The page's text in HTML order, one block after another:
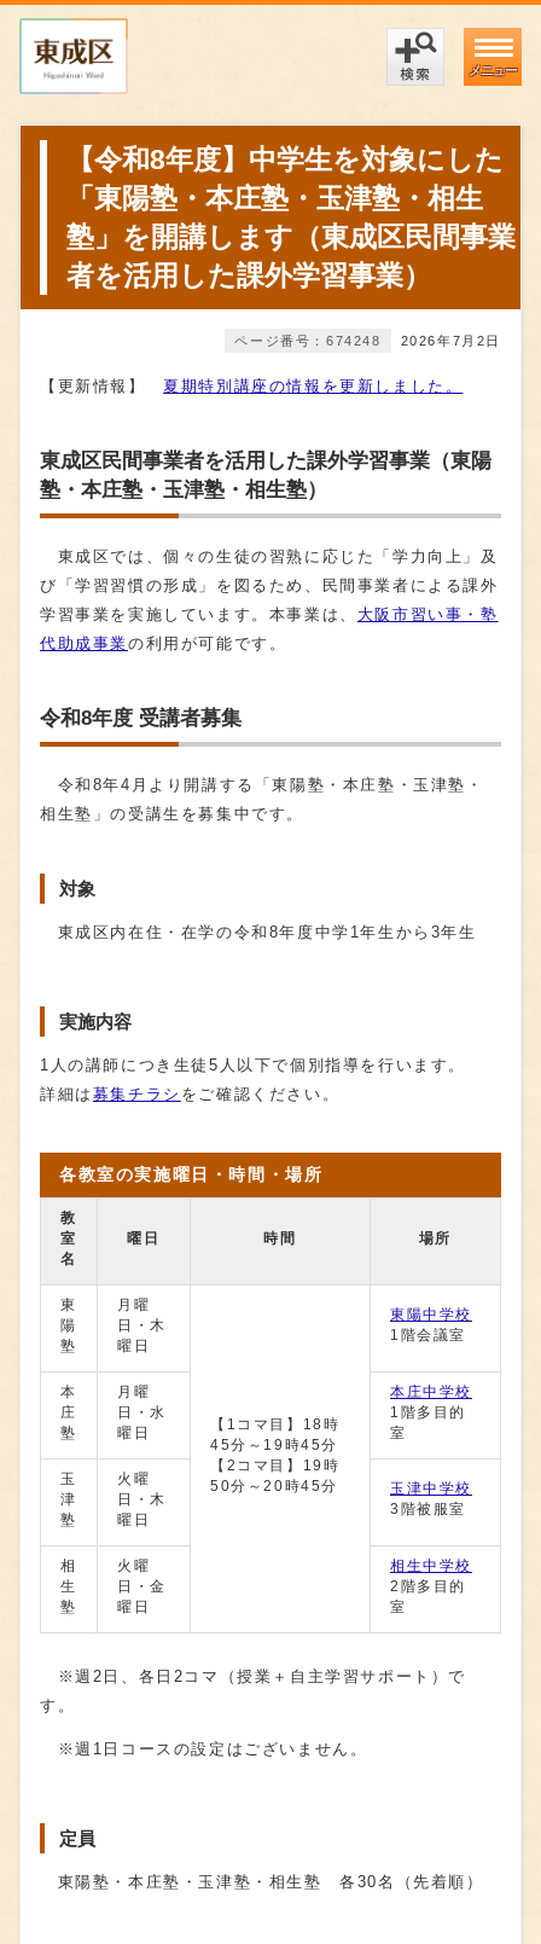
メニュー
【令和8年度】中学生を対象にした
「東陽塾・本庄塾・玉津塾・相生
塾」を開講します（東成区民間事業
者を活用した課外学習事業）
2026年7月2日
ページ番号：674248
【更新情報】 夏期特別講座の情報を更新しました。
東成区民間事業者を活用した課外学習事業（東陽
塾・本庄塾・玉津塾・相生塾）
東成区では、個々の生徒の習熟に応じた「学力向上」及
び「学習習慣の形成」を図るため、民間事業者による課外
学習事業を実施しています。本事業は、 大阪市習い事・塾
代助成事業の利用が可能です。
令和8年度 受講者募集
令和8年4月より開講する「東陽塾・本庄塾・玉津塾・
相生塾」の受講生を募集中です。
対象
東成区内在住・在学の令和8年度中学1年生から3年生
実施内容
1人の講師につき生徒5人以下で個別指導を行います。
詳細は 募集チラシ をご確認ください。
各教室の実施曜日・時間・場所
教
室
名
曜日 時間 場所
東
陽
塾
月曜
日・木
曜日
【1コマ目】18時
45分～19時45分
【2コマ目】19時
50分～20時45分
東陽中学校
1階会議室
本
庄
塾
月曜
日・水
曜日
本庄中学校
1階多目的
室
玉
津
塾
火曜
日・木
曜日
玉津中学校
3階被服室
相
生
塾
火曜
日・金
曜日
相生中学校
2階多目的
室
※週2日、各日2コマ（授業＋自主学習サポート）で
す。
※週1日コースの設定はございません。
定員
東陽塾・本庄塾・玉津塾・相生塾 各30名（先着順）